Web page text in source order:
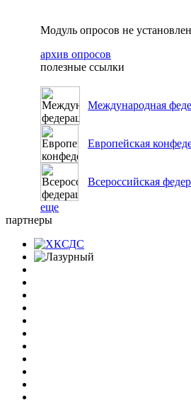
Модуль опросов не
архив опросов
полезные ссылки
Международная
Европейская
Всероссийская
еще
партнеры